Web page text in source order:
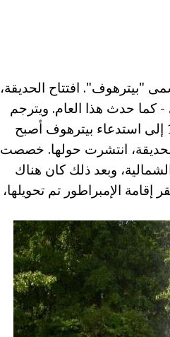
"بيترهوف". افتتاح الحديقة،
- كما حدث هذا العام. ويترجم
اسم "بيترهوف" مع اللغة الألمانية بأنها "بتروفا مانور". من 1762 إلى استدعاء بيترهوف أصبح
انتشرت حولها. خصصت
وبعد ذلك كان هناك
إقامة الإمبراطور تم تحويلها،